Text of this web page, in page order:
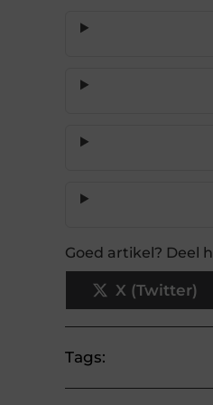
Goed artikel? Deel
X (Twitter)
Tags: